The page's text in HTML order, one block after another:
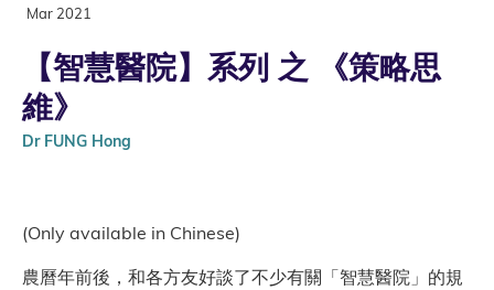
Mar 2021
【智慧醫院】系列 之 《策略思
維》
Dr FUNG Hong
(Only available in Chinese)
農曆年前後，和各方友好談了不少有關「智慧醫院」的規